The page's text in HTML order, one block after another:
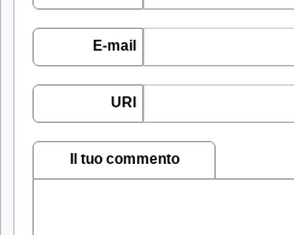
E-mail
URI
Il tuo commento